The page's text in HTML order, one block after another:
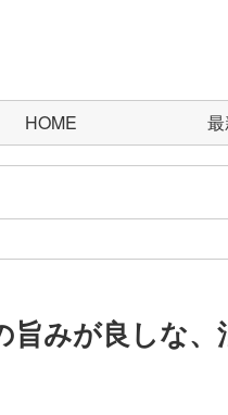
HOME
みが良しな、